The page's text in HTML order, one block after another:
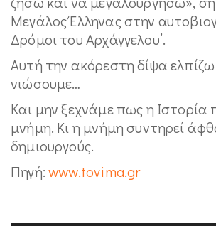
Μεγάλος Έλληνας στην
Δρόμοι του Αρχάγγελου’.
Αυτή την ακόρεστη δίψα
νιώσουμε…
Και μην ξεχνάμε πως η
μνήμη. Κι η μνήμη συντηρεί
δημιουργούς.
Πηγή:www.tovima.gr